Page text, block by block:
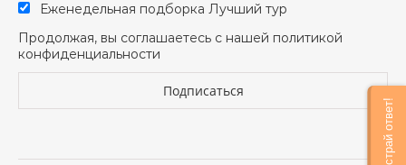
Еженедельная подборка Лучший тур
Продолжая, вы соглашаетесь с нашей политикой
конфиденциальности
Быстрай ответ!